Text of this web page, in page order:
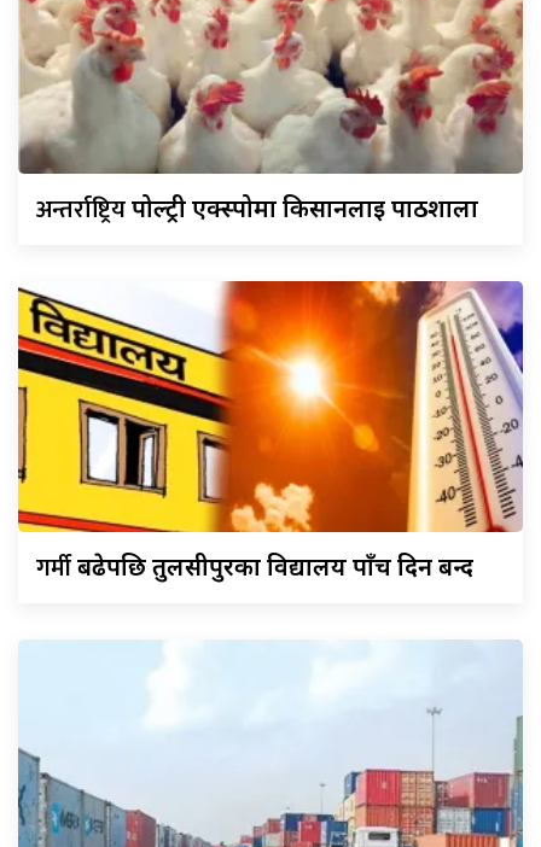
अन्तर्राष्ट्रियपोल्ट्री एक्स्पोमा किसानलाई पाठशाला
गर्मीबढेपछि तुलसीपुरका विद्यालय पाँच दिन बन्द